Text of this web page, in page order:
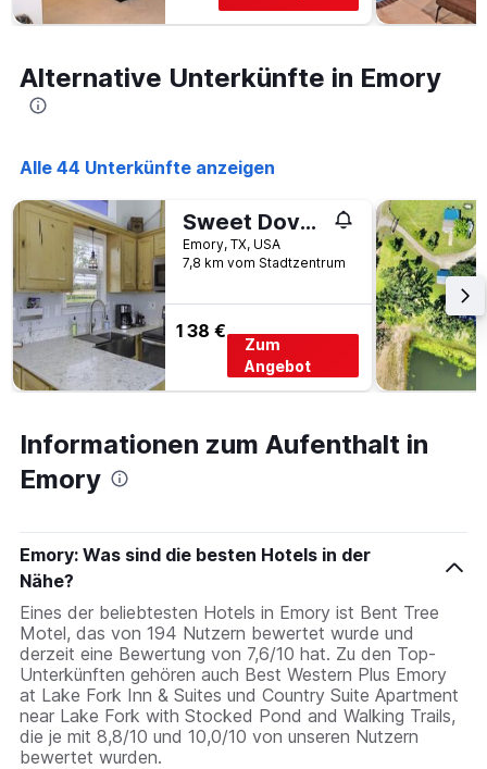
Alternative Unterkünfte in Emory
Alle 44 Unterkünfte anzeigen
Sweet Dove Cottage has Walking Trails with Fishing Pond fun place to stay and play
Emory, TX, USA
7,8 km vom Stadtzentrum
138 €
Zum
Angebot
Informationen zum Aufenthalt in
Emory
Emory: Was sind die besten Hotels in der
Nähe?
Eines der beliebtesten Hotels in Emory ist Bent Tree
Motel, das von 194 Nutzern bewertet wurde und
derzeit eine Bewertung von 7,6/10 hat. Zu den Top-
Unterkünften gehören auch Best Western Plus Emory
at Lake Fork Inn & Suites und Country Suite Apartment
near Lake Fork with Stocked Pond and Walking Trails,
die je mit 8,8/10 und 10,0/10 von unseren Nutzern
bewertet wurden.